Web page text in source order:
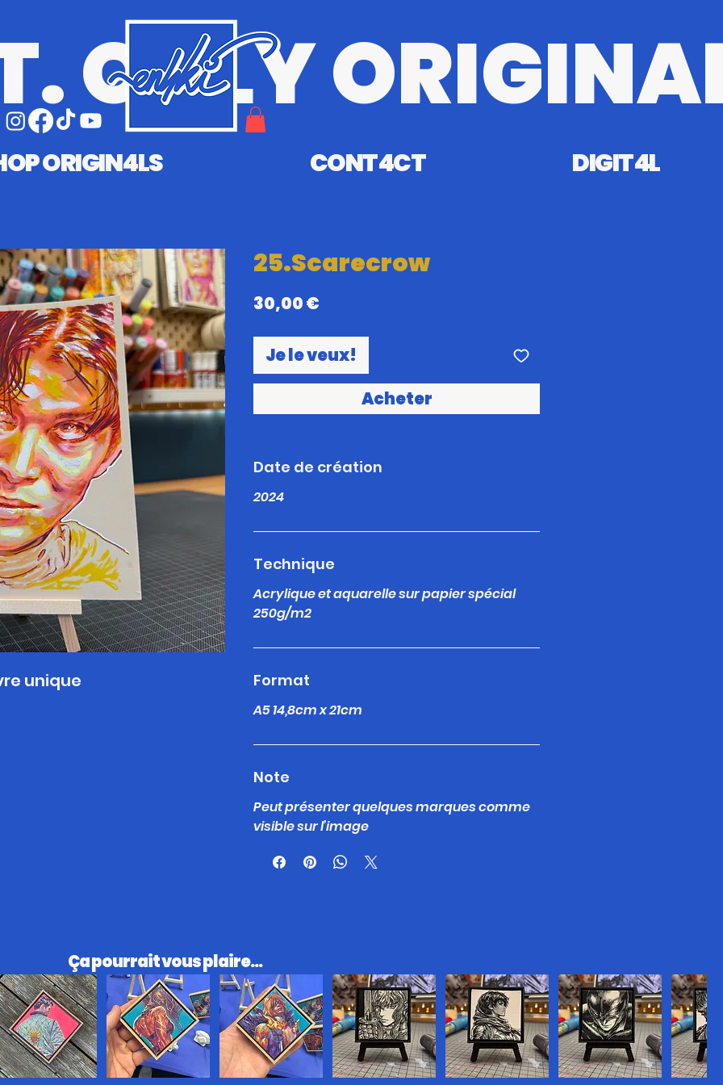
ONLY
ORIGIN4LS CONT4CT DIGIT4L
unique
25.Scarecrow
30,00 €
Je le veux!
Acheter
Date de création
2024
Technique
Acrylique et aquarelle sur papier spécial
250g/m2
Format
A5 14,8cm x 21cm
Note
Peut présenter quelques marques comme
visible sur l’image
​Ça pourrait vous plaire...